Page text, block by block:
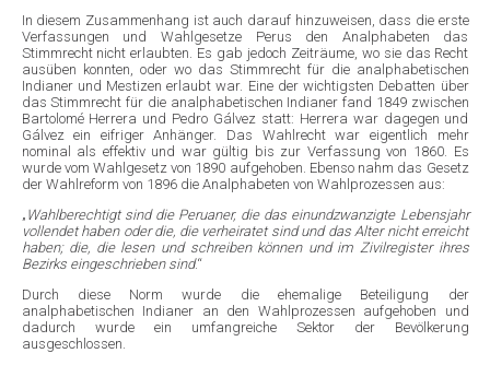
In diesem Zusammenhang ist auch darauf hinzuweisen, dass die erste
Verfassungen und Wahlgesetze Perus den Analphabeten das
Stimmrecht nicht erlaubten. Es gab jedoch Zeiträume, wo sie das Recht
ausüben konnten, oder wo das Stimmrecht für die analphabetischen
Indianer und Mestizen erlaubt war. Eine der wichtigsten Debatten über
das Stimmrecht für die analphabetischen Indianer fand 1849 zwischen
Bartolomé Herrera und Pedro Gálvez statt: Herrera war dagegen und
Gálvez ein eifriger Anhänger. Das Wahlrecht war eigentlich mehr
nominal als effektiv und war gültig bis zur Verfassung von 1860. Es
wurde vom Wahlgesetz von 1890 aufgehoben. Ebenso nahm das Gesetz
der Wahlreform von 1896 die Analphabeten von Wahlprozessen aus:
„ Wahlberechtigt sind die Peruaner, die das einundzwanzigte Lebensjahr
vollendet haben oder die, die verheiratet sind und das Alter nicht erreicht
haben; die, die lesen und schreiben können und im Zivilregister ihres
Bezirks eingeschrieben sind.“
Durch diese Norm wurde die ehemalige Beteiligung der
analphabetischen Indianer an den Wahlprozessen aufgehoben und
dadurch wurde ein umfangreiche Sektor der Bevölkerung
ausgeschlossen.